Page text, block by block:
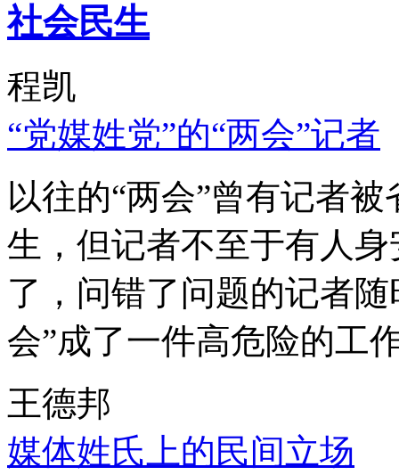
社会民生
程凯
“党媒姓党”的“两会”记者
以往的“两会”曾有记者
生，但记者不至于有人
了，问错了问题的记者
会”成了一件高危险的工
王德邦
媒体姓氏上的民间立场